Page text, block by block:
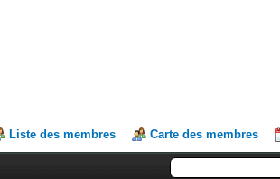
Liste des membres Carte des membres